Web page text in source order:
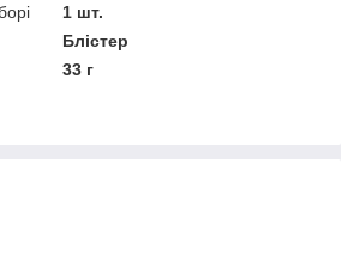
1 шт.
Блістер
33 г